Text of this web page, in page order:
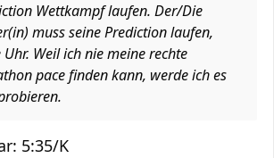
Wettkampf laufen. Der/Die
muss seine Prediction laufen,
Uhr. Weil ich nie meine rechte
pace finden kann, werde ich es
5:35/K